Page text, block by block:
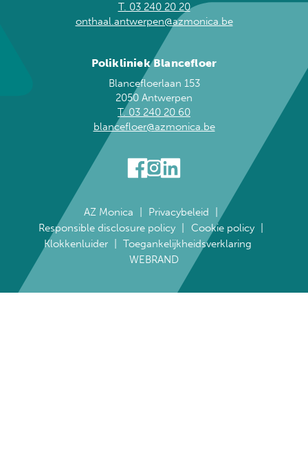
T. 03 240 20 20
onthaal.antwerpen@azmonica.be
Polikliniek Blancefloer
Blancefloerlaan 153
2050 Antwerpen
T. 03 240 20 60
blancefloer@azmonica.be
AZ Monica
Privacybeleid
Responsible disclosure policy
Cookie policy
Klokkenluider
Toegankelijkheidsverklaring
WEBRAND